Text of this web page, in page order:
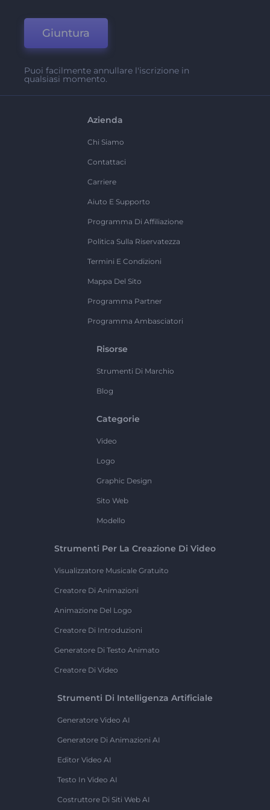
Giuntura
Puoi facilmente annullare l'iscrizione in
qualsiasi momento.
Azienda
Chi Siamo
Contattaci
Carriere
Aiuto E Supporto
Programma Di Affiliazione
Politica Sulla Riservatezza
Termini E Condizioni
Mappa Del Sito
Programma Partner
Programma Ambasciatori
Risorse
Strumenti Di Marchio
Blog
Categorie
Video
Logo
Graphic Design
Sito Web
Modello
Strumenti Per La Creazione Di Video
Visualizzatore Musicale Gratuito
Creatore Di Animazioni
Animazione Del Logo
Creatore Di Introduzioni
Generatore Di Testo Animato
Creatore Di Video
Strumenti Di Intelligenza Artificiale
Generatore Video AI
Generatore Di Animazioni AI
Editor Video AI
Testo In Video AI
Costruttore Di Siti Web AI